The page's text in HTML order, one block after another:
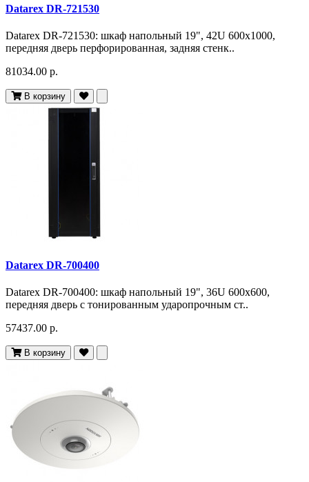
Datarex DR-721530
Datarex DR-721530: шкаф напольный 19", 42U 600х1000,
передняя дверь перфорированная, задняя стенк..
81034.00 р.
В корзину
Datarex DR-700400
Datarex DR-700400: шкаф напольный 19", 36U 600х600,
передняя дверь с тонированным ударопрочным ст..
57437.00 р.
В корзину